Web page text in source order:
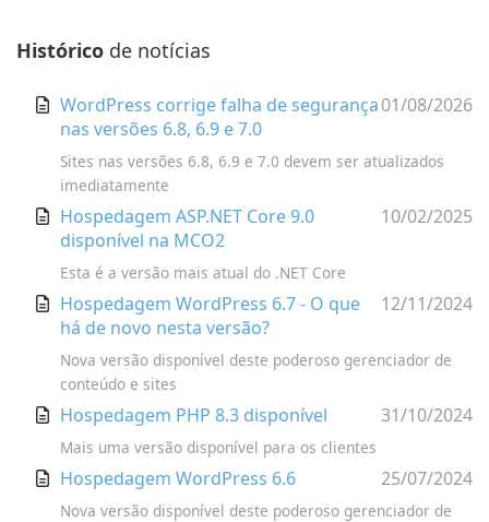
Histórico de notícias
01/08/2026
WordPress corrige falha de segurança
nas versões 6.8, 6.9 e 7.0
Sites nas versões 6.8, 6.9 e 7.0 devem ser atualizados
imediatamente
10/02/2025
Hospedagem ASP.NET Core 9.0
disponível na MCO2
Esta é a versão mais atual do .NET Core
12/11/2024
Hospedagem WordPress 6.7 - O que
há de novo nesta versão?
Nova versão disponível deste poderoso gerenciador de
conteúdo e sites
31/10/2024
Hospedagem PHP 8.3 disponível
Mais uma versão disponível para os clientes
25/07/2024
Hospedagem WordPress 6.6
Nova versão disponível deste poderoso gerenciador de